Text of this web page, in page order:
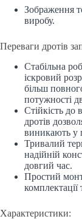
Зображення
виробу.
Переваги дротів
Стабільна
іскровий
більш
потужності
Стійкість до
дротів
виникають у
Тривалий
надійній
довгий час.
Простий
Характеристики: